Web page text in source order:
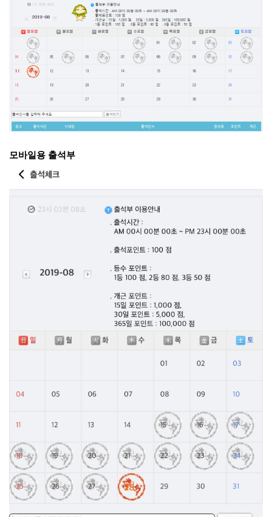
모바일용 출석부